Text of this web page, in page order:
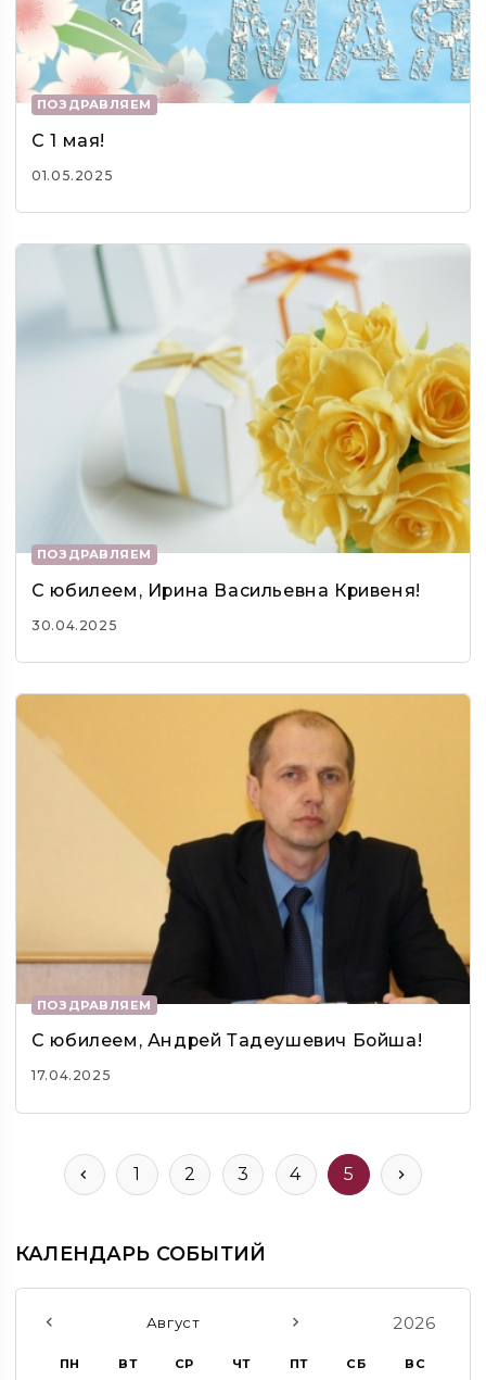
ПОЗДРАВЛЯЕМ
С 1 мая!
01.05.2025
ПОЗДРАВЛЯЕМ
С юбилеем, Ирина Васильевна Кривеня!
30.04.2025
ПОЗДРАВЛЯЕМ
С юбилеем, Андрей Тадеушевич Бойша!
17.04.2025
1 2 3 4 5
КАЛЕНДАРЬ СОБЫТИЙ
Август 2026
ПН ВТ СР ЧТ ПТ СБ ВС